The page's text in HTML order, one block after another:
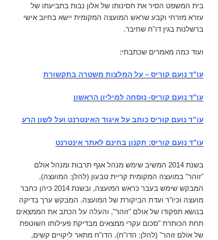
בית המשפט הסיר את חסינותו של אלון נבות בתביעתו של
עזרא מזרחי וקבע שראש המועצה המקומית יישא בחיוב אישי
ברשלנות בגין דו"ח שחיבר.
ועוד כמה מאמרים שכתבתי:
עו"ד נועם קוריס – על המלצות משטרה בתקשורת
עו"ד נועם קוריס- נוסחה למיליון הראשון
עו”ד נועם קוריס כותב על איגוד האינטרנט ועל לשון הרע
עו"ד נועם קוריס: תקנון בחינם לאתר אינטרנט
בשנת 2014 המשיב שימש מנהל אגף תרבות ומנהל אולם
"זוהר" במועצה המקומית קריית טבעון (להלן: המועצה).
המבקש שימש בעבר כראש המועצה, ובשנת 2014 כיהן כחבר
מועצה וכיו"ר ועדת הביקורת של המועצה. המבקש ערך בדיקה
בנושא תפקודו של אולם "זוהר", והעלה על הכתב את הממצאים
תחת הכותרת "סכום עקרי ממצאים מבדיקת פעילותו השוטפת
של אולם זוהר" (להלן: הדו"ח). הדו"ח מתאר ליקויים קשים,